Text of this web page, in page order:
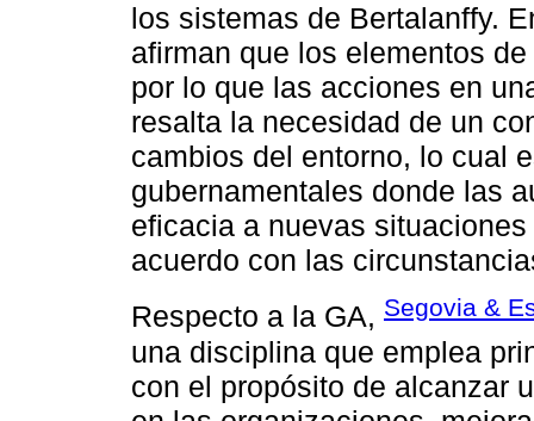
los sistemas de Bertalanffy.
afirman que los elementos
por lo que las acciones en
resalta la necesidad de un
cambios del entorno, lo cual
gubernamentales donde las
eficacia a nuevas
acuerdo con las
Respecto a la GA, Segovia &
una disciplina que emplea
con el propósito de alcanzar